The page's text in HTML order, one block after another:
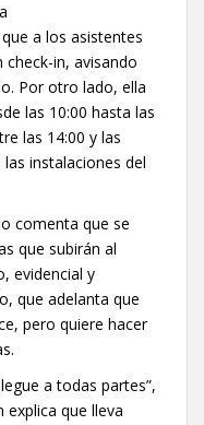
a los asistentes
in, avisando
Por otro lado, ella
las 10:00 hasta las
las 14:00 y las
instalaciones del
comenta que se
que subirán al
evidencial y
que adelanta que
pero quiere hacer
a todas partes”,
explica que lleva